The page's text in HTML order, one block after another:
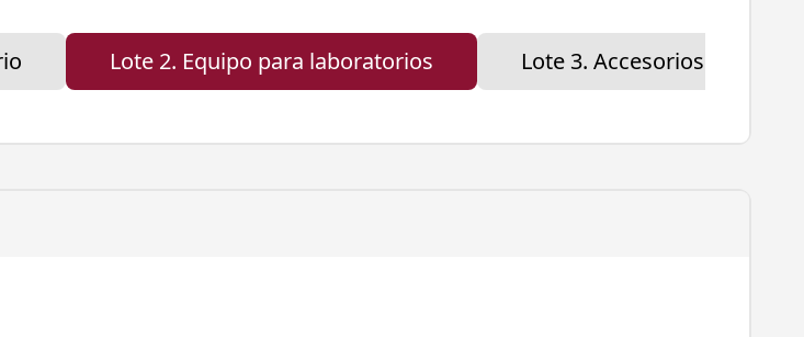
de las presentes Pre - Bases.
Lote 2. Equipo para laboratorios Lote 3. Accesorios de